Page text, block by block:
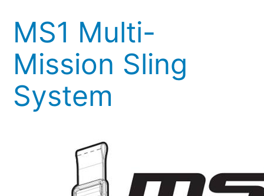
MS1 Multi-
Mission Sling
System